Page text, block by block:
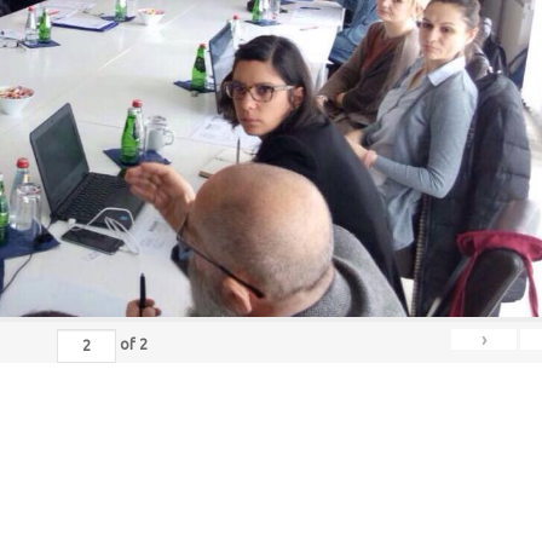
of 2 ›